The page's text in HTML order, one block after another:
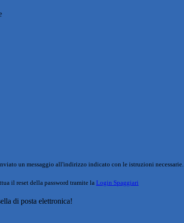
un messaggio all'indirizzo indicato con le istruzioni necessarie.
il reset della password tramite la Login Spaggiari
di posta elettronica!